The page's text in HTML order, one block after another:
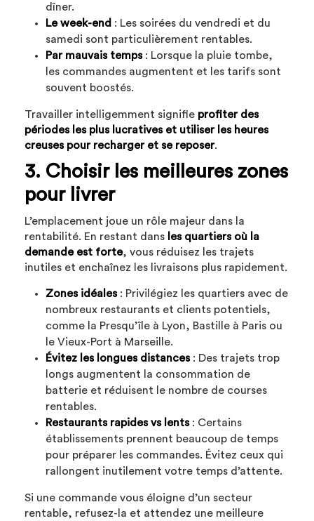
dîner.
Le week-end : Les soirées du vendredi et du
samedi sont particulièrement rentables.
Par mauvais temps: Lorsque la pluie tombe,
les commandes augmentent et les tarifs sont
souvent boostés.
Travailler intelligemment signifie profiter des
périodes les plus lucratives et utiliser les heures
creuses pour recharger et se reposer.
3. Choisir les meilleures zones
pour livrer
L’emplacement joue un rôle majeur dans la
rentabilité. En restant dans les quartiers où la
demande est forte, vous réduisez les trajets
inutiles et enchaînez les livraisons plus rapidement.
Zones idéales: Privilégiez les quartiers avec de
nombreux restaurants et clients potentiels,
comme la Presqu’île à Lyon, Bastille à Paris ou
le Vieux-Port à Marseille.
Évitez les longues distances: Des trajets trop
longs augmentent la consommation de
batterie et réduisent le nombre de courses
rentables.
Restaurants rapides vs lents: Certains
établissements prennent beaucoup de temps
pour préparer les commandes. Évitez ceux qui
rallongent inutilement votre temps d’attente.
Si une commande vous éloigne d’un secteur
rentable, refusez-la et attendez une meilleure